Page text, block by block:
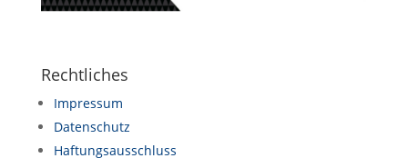
Rechtliches
Impressum
Datenschutz
Haftungsausschluss